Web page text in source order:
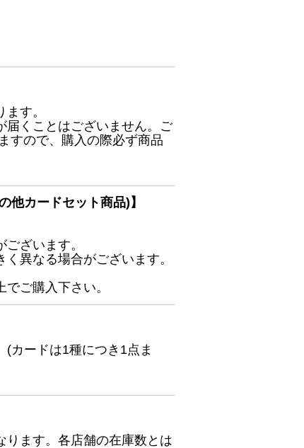
す。
届くことはございません。ご
すので、購入の際必ず商品
他カードセット商品)】
ざいます。
異なる場合がございます。
ご購入下さい。
カードは1種につき1点ま
ります。各店舗の在庫数とは